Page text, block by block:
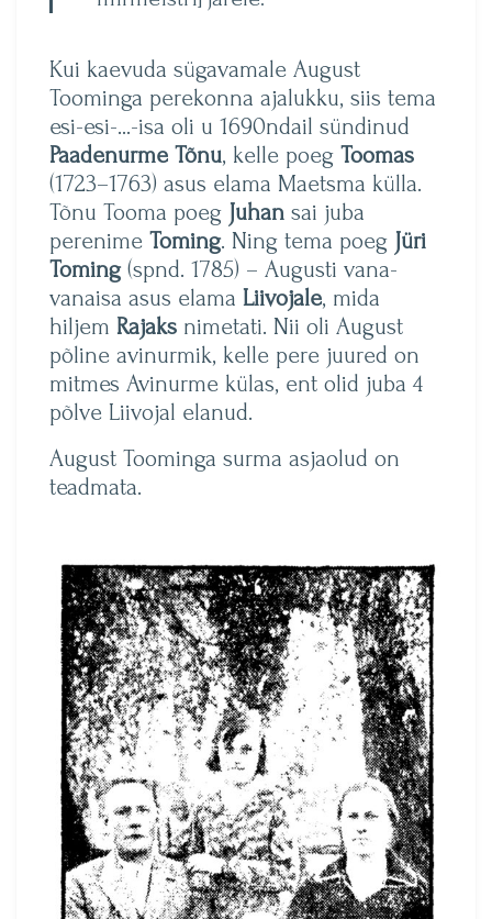
Kui kaevuda sügavamale August
Toominga perekonna ajalukku, siis tema
esi-esi-…-isa oli u 1690ndail sündinud
Paadenurme Tõnu, kelle poeg Toomas
(1723–1763) asus elama Maetsma külla.
Tõnu Tooma poeg Juhan sai juba
perenime Toming. Ning tema poeg Jüri
Toming(spnd. 1785) – Augusti vana-
vanaisa asus elama Liivojale, mida
hiljem Rajaks nimetati. Nii oli August
põline avinurmik, kelle pere juured on
mitmes Avinurme külas, ent olid juba 4
põlve Liivojal elanud.
August Toominga surma asjaolud on
teadmata.